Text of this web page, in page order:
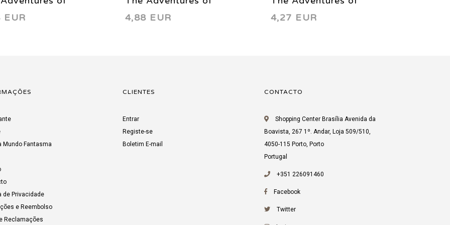
548 1997
EUR
Superman 547 1997
4,88 EUR
Superman 546 1997
4,27 EUR
Mundo Fantasma
de Privacidade
e Reembolso
Reclamações
CLIENTES
Entrar
Registe-se
Boletim E-mail
CONTACTO
Shopping Center Brasília Avenida da
Boavista, 267 1º. Andar, Loja 509/510,
4050-115 Porto, Porto
Portugal
+351 226091460
Facebook
Twitter